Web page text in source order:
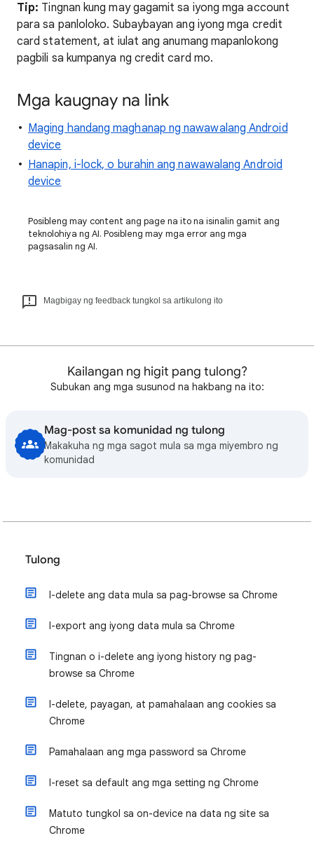
Tip: Tingnan kung may gagamit sa iyong mga account
para sa panloloko. Subaybayan ang iyong mga credit
card statement, at iulat ang anumang mapanlokong
pagbili sa kumpanya ng credit card mo.
Mga kaugnay na link
Maging handang maghanap ng nawawalang Android
device
Hanapin, i-lock, o burahin ang nawawalang Android
device
Posibleng may content ang page na ito na isinalin gamit ang
teknolohiya ng AI. Posibleng may mga error ang mga
pagsasalin ng AI.
Magbigay ng feedback tungkol sa artikulong ito
Kailangan ng higit pang tulong?
Subukan ang mga susunod na hakbang na ito:
Mag-post sa komunidad ng tulong
Makakuha ng mga sagot mula sa mga miyembro ng
komunidad
Tulong
I-delete ang data mula sa pag-browse sa Chrome
I-export ang iyong data mula sa Chrome
Tingnan o i-delete ang iyong history ng pag-
browse sa Chrome
I-delete, payagan, at pamahalaan ang cookies sa
Chrome
Pamahalaan ang mga password sa Chrome
I-reset sa default ang mga setting ng Chrome
Matuto tungkol sa on-device na data ng site sa
Chrome